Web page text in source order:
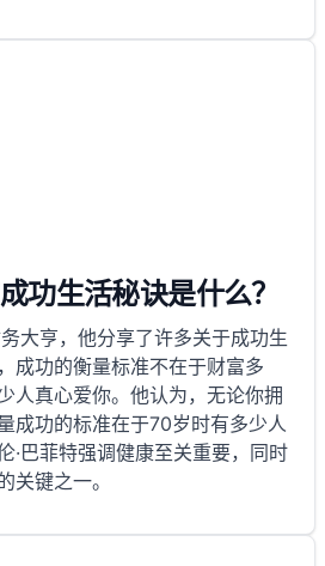
功生活秘诀是什么？
大亨，他分享了许多关于成功生
成功的衡量标准不在于财富多
人真心爱你。他认为，无论你拥
成功的标准在于70岁时有多少人
·巴菲特强调健康至关重要，同时
关键之一。